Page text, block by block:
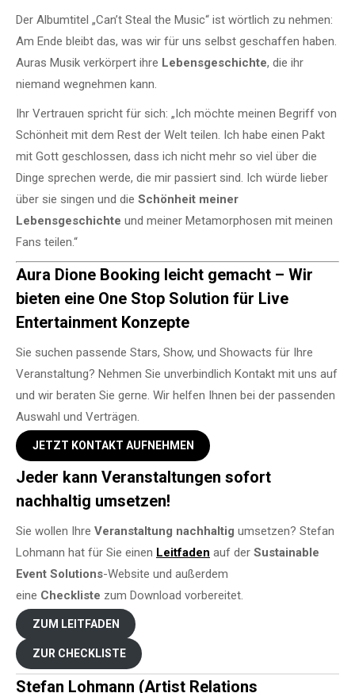
Der Albumtitel „Can’t Steal the Music“ ist wörtlich zu nehmen:
Am Ende bleibt das, was wir für uns selbst geschaffen haben.
Auras Musik verkörpert ihre Lebensgeschichte, die ihr
niemand wegnehmen kann.
Ihr Vertrauen spricht für sich: „Ich möchte meinen Begriff von
Schönheit mit dem Rest der Welt teilen. Ich habe einen Pakt
mit Gott geschlossen, dass ich nicht mehr so viel über die
Dinge sprechen werde, die mir passiert sind. Ich würde lieber
über sie singen und die Schönheit meiner
Lebensgeschichte und meiner Metamorphosen mit meinen
Fans teilen.“
Aura Dione Booking leicht gemacht – Wir
bieten eine One Stop Solution für Live
Entertainment Konzepte
Sie suchen passende Stars, Show, und Showacts für Ihre
Veranstaltung? Nehmen Sie unverbindlich Kontakt mit uns auf
und wir beraten Sie gerne. Wir helfen Ihnen bei der passenden
Auswahl und Verträgen.
JETZT KONTAKT AUFNEHMEN
Jeder kann Veranstaltungen sofort
nachhaltig umsetzen!
Sie wollen Ihre Veranstaltung nachhaltig umsetzen? Stefan
Lohmann hat für Sie einen Leitfaden auf der Sustainable
Event Solutions-Website und außerdem
eine Checkliste zum Download vorbereitet.
ZUM LEITFADEN
ZUR CHECKLISTE
Stefan Lohmann (Artist Relations